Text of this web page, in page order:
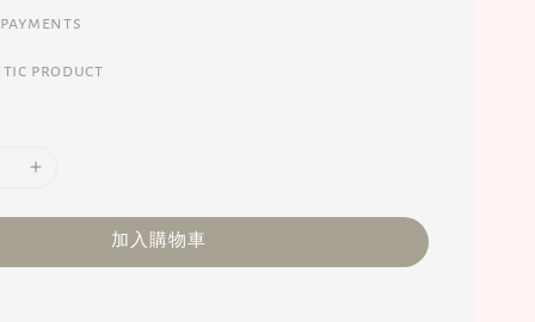
product
加入購物車